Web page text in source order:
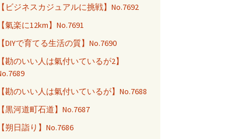
【ビジネスカジュアルに挑戦】No.7692
【氣楽に12km】No.7691
【DIYで育てる生活の質】No.7690
【勘のいい人は氣付いているが2】
【勘のいい人は氣付いているが】No.7688
【黒河道町石道】No.7687
【朔日詣り】No.7686